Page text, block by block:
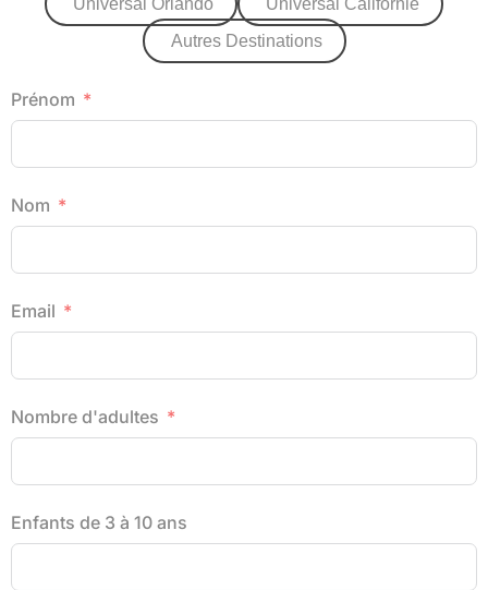
Universal Orlando
Universal Californie
Autres Destinations
Prénom
Nom
Email
Nombre d'adultes
Enfants de 3 à 10 ans